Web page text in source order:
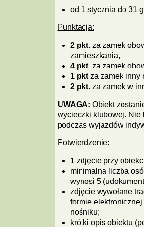
od 1 stycznia do 31
Punktacja:
2 pkt.za zamek
zamieszkania,
4 pkt.za zamek
1 pktza zamek inny
2 pkt.za zamek w
UWAGA: Obiekt
wycieczki klubowej. Nie
podczas wyjazdów
Potwierdzenie:
1 zdjęcie przy
minimalna liczba
wynosi 5
zdjęcie wywołane
formie elektronicznej
nośniku;
krótki opis obiektu